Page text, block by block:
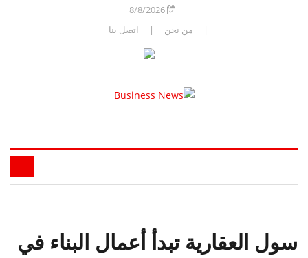
8/8/2026
|
من نحن | اتصل بنا
سول العقارية تبدأ أعمال البناء في